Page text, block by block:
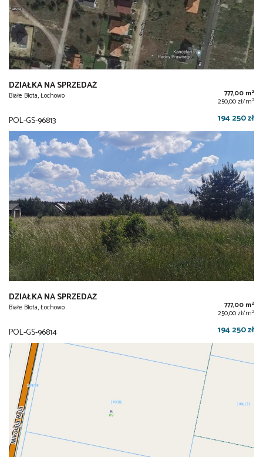
DZIAŁKA NA SPRZEDAŻ
Białe Błota, Łochowo 777,00 m2
250,00 zł/m2
POL-GS-96813 194 250 zł
DZIAŁKA NA SPRZEDAŻ
Białe Błota, Łochowo 777,00 m2
250,00 zł/m2
POL-GS-96814 194 250 zł